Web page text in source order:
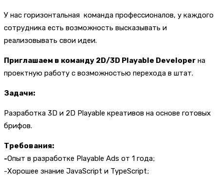
У нас горизонтальная команда профессионалов, у каждого
сотрудника есть возможность высказывать и
реализовывать свои идеи.
Приглашаем в команду 2D/3D Playable Developer на
проектную работу с возможностью перехода в штат.
Задачи:
Разработка 3D и 2D Playable креативов на основе готовых
брифов.
Требования:
-Опыт в разработке Playable Ads от 1 года;
-Хорошее знание JavaScript и TypeScript;